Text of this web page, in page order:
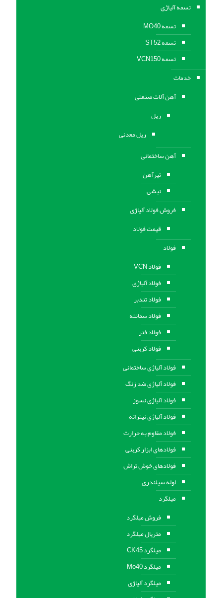
تسمه آلیاژی
تسمه MO40
تسمه ST52
تسمه VCN150
خدمات
آهن آلات صنعتی
ریل
ریل معدنی
آهن ساختمانی
تیرآهن
نبشی
فروش فولاد آلیاژی
قیمت فولاد
فولاد
فولاد VCN
فولاد آلیاژی
فولاد تندبر
فولاد سمانته
فولاد فنر
فولاد کربنی
فولاد آلیاژی ساختمانی
فولاد آلیاژی ضد زنگ
فولاد آلیاژی نسوز
فولاد آلیاژی نیتراته
فولاد مقاوم به حرارت
فولادهای ابزار کربنی
فولادهای خوش تراش
لوله سیلندری
میلگرد
فروش میلگرد
متریال میلگرد
میلگرد CK45
میلگرد Mo40
میلگرد آلیاژی